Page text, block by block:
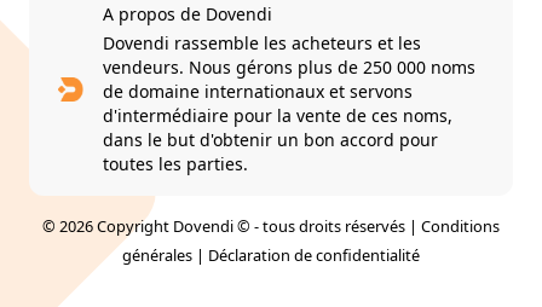
A propos de Dovendi
Dovendi rassemble les acheteurs et les
vendeurs. Nous gérons plus de 250 000 noms
de domaine internationaux et servons
d'intermédiaire pour la vente de ces noms,
dans le but d'obtenir un bon accord pour
toutes les parties.
© 2026 Copyright Dovendi © - tous droits réservés | Conditions
générales | Déclaration de confidentialité